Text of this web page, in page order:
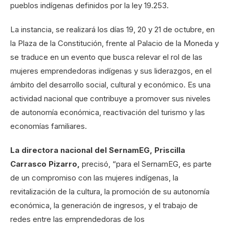
pueblos indígenas definidos por la ley 19.253.
La instancia, se realizará los días 19, 20 y 21 de octubre, en
la Plaza de la Constitución, frente al Palacio de la Moneda y
se traduce en un evento que busca relevar el rol de las
mujeres emprendedoras indígenas y sus liderazgos, en el
ámbito del desarrollo social, cultural y económico. Es una
actividad nacional que contribuye a promover sus niveles
de autonomía económica, reactivación del turismo y las
economías familiares.
La directora nacional del SernamEG, Priscilla
Carrasco Pizarro, precisó, “para el SernamEG, es parte
de un compromiso con las mujeres indígenas, la
revitalización de la cultura, la promoción de su autonomía
económica, la generación de ingresos, y el trabajo de
redes entre las emprendedoras de los